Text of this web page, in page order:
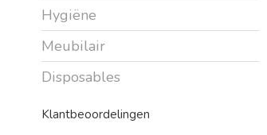
Hygiëne
Meubilair
Disposables
Klantbeoordelingen